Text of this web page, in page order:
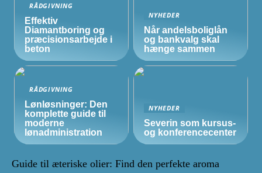
RÅDGIVNING
Effektiv
Diamantboring og
præcisionsarbejde i
beton
NYHEDER
Når andelsboliglån
og bankvalg skal
hænge sammen
RÅDGIVNING
Lønløsninger: Den
komplette guide til
moderne
lønadministration
NYHEDER
Severin som kursus-
og konferencecenter
Guide til æteriske olier: Find den perfekte aroma